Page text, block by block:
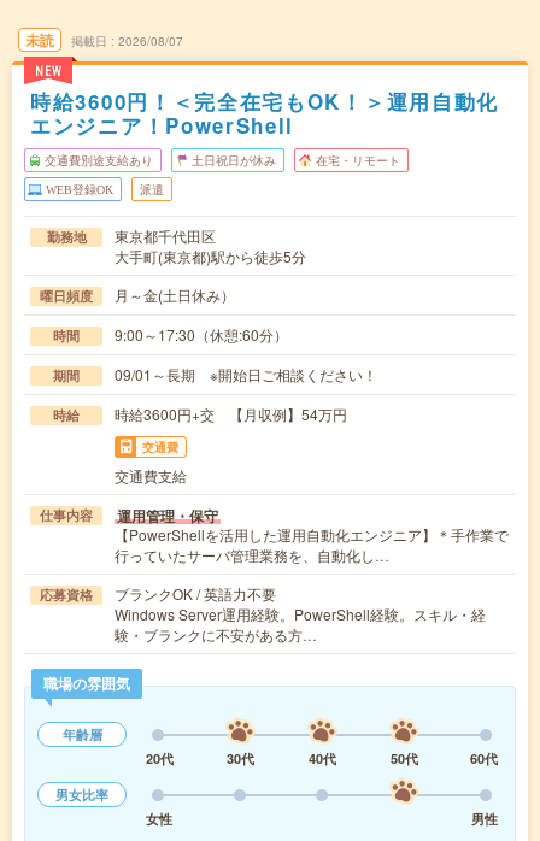
未読
NEW
掲載日 2026/08/07
時給3600円！＜完全在宅もOK！＞運用自動化
エンジニア！PowerShell
交通費別途支給あり 土日祝日が休み 在宅・リモート
WEB登録OK 派遣
勤務地
東京都千代田区
大手町(東京都)駅から徒歩5分
曜日頻度 月～金(土日休み）
時間 9:00～17:30（休憩:60分）
期間 09/01～長期 ※開始日ご相談ください！
時給 時給3600円+交 【月収例】54万円
交通費
交通費支給
仕事内容 運用管理・保守
【PowerShellを活用した運用自動化エンジニア】＊手作業で
行っていたサーバ管理業務を、自動化し…
応募資格
ブランクOK / 英語力不要
Windows Server運用経験。PowerShell経験。スキル・経
験・ブランクに不安がある方…
職場の雰囲気
年齢層
20代
30代 40代 50代
60代
男女比率
女性
男性